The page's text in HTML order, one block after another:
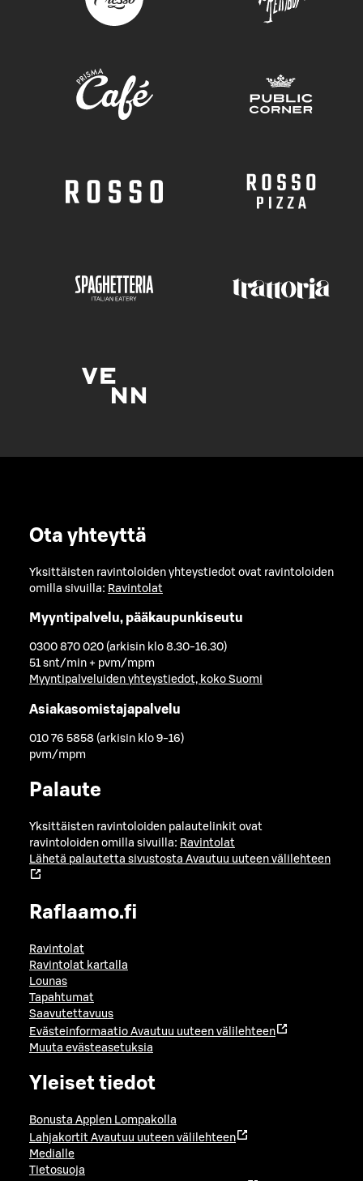
Ota yhteyttä
Yksittäisten ravintoloiden yhteystiedot ovat ravintoloiden
omilla sivuilla: Ravintolat
Myyntipalvelu, pääkaupunkiseutu
0300 870 020 (arkisin klo 8.30-16.30)
51 snt/min + pvm/mpm
Myyntipalveluiden yhteystiedot, koko Suomi
Asiakasomistajapalvelu
010 76 5858 (arkisin klo 9-16)
pvm/mpm
Palaute
Yksittäisten ravintoloiden palautelinkit ovat
ravintoloiden omilla sivuilla: Ravintolat
Lähetä palautetta sivustosta Avautuu uuteen välilehteen
Raflaamo.fi
Ravintolat
Ravintolat kartalla
Lounas
Tapahtumat
Saavutettavuus
Evästeinformaatio Avautuu uuteen välilehteen
Muuta evästeasetuksia
Yleiset tiedot
Bonusta Applen Lompakolla
Lahjakortit Avautuu uuteen välilehteen
Medialle
Tietosuoja